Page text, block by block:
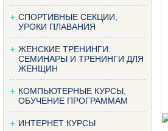
СПОРТИВНЫЕ СЕКЦИИ,
УРОКИ ПЛАВАНИЯ
ЖЕНСКИЕ ТРЕНИНГИ.
СЕМИНАРЫ И ТРЕНИНГИ ДЛЯ
ЖЕНЩИН
КОМПЬЮТЕРНЫЕ КУРСЫ,
ОБУЧЕНИЕ ПРОГРАММАМ
ИНТЕРНЕТ КУРСЫ